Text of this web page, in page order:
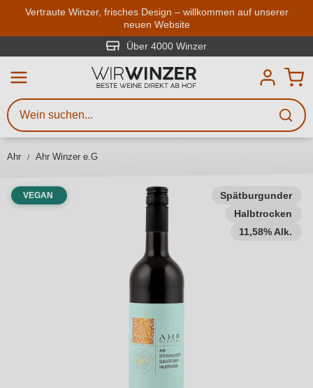
Zum Hauptinhalt springen
Vertraute Winzer, frisches Design – willkommen auf unserer
neuen Website
Über 4000 Winzer
Ahr Ahr Winzer e.G
Spätburgunder
Halbtrocken
11,58% Alk.
VEGAN
Weinsuche
Mindestens 3 Zeichen eingeben
Beschreiben Sie, welchen Wein
Sie suchen – ob nach Geschmack,